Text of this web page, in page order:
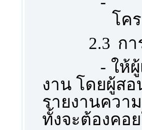
โค
2.3 ก
- ให้
งาน โดยผู้ส
รายงานควา
ทั้งจะต้องคอ